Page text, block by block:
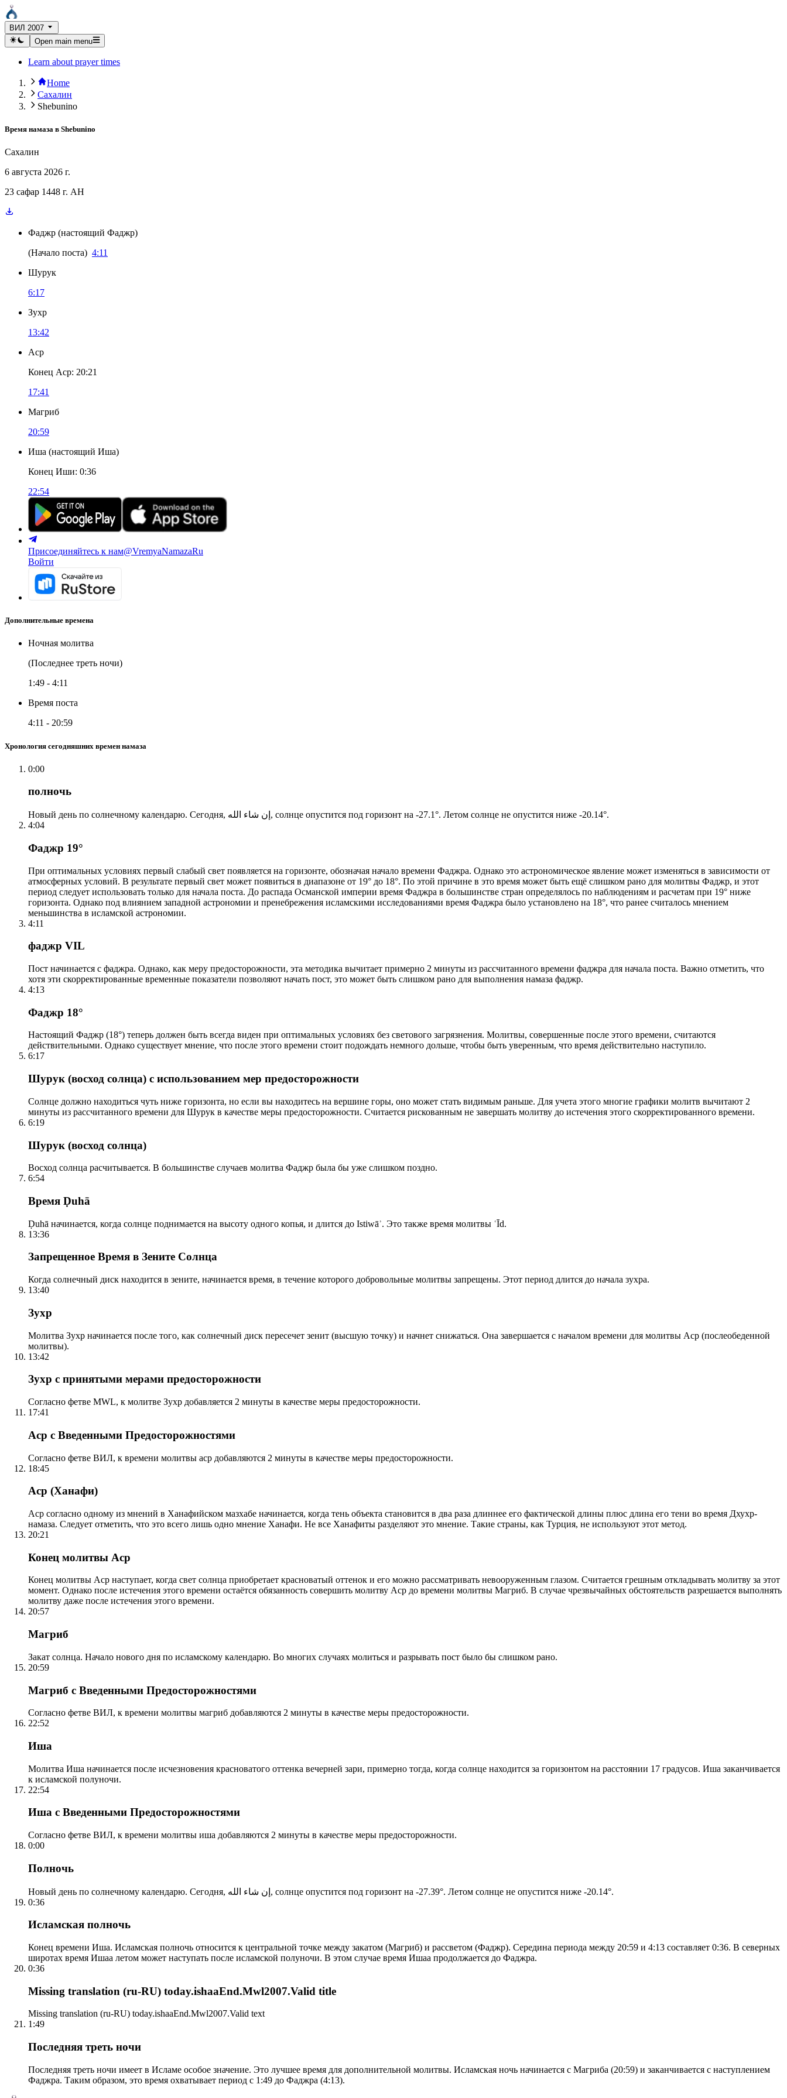
ВИЛ 2007
Open main menu
Learn about prayer times
Home
Сахалин
Shebunino
Время намаза в Shebunino
Сахалин
6 августа 2026 г.
23 сафар 1448 г. AH
Фаджр (настоящий Фаджр)
(Начало поста) 4:11
Шурук
6:17
Зухр
13:42
Аср
Конец Аср: 20:21
17:41
Магриб
20:59
Иша (настоящий Иша)
Конец Иши: 0:36
22:54
Присоединяйтесь к нам@VremyaNamazaRu
Войти
Дополнительные времена
Ночная молитва
(Последнее треть ночи)
1:49 - 4:11
Время поста
4:11 - 20:59
Хронология сегодняшних времен намаза
0:00
полночь
Новый день по солнечному календарю. Сегодня, إن شاء الله, солнце опустится под горизонт на -27.1°. Летом солнце не опустится ниже -20.14°.
4:04
Фаджр 19°
При оптимальных условиях первый слабый свет появляется на горизонте, обозначая начало времени Фаджра. Однако это астрономическое явление может изменяться в зависимости от
атмосферных условий. В результате первый свет может появиться в диапазоне от 19° до 18°. По этой причине в это время может быть ещё слишком рано для молитвы Фаджр, и этот
период следует использовать только для начала поста. До распада Османской империи время Фаджра в большинстве стран определялось по наблюдениям и расчетам при 19° ниже
горизонта. Однако под влиянием западной астрономии и пренебрежения исламскими исследованиями время Фаджра было установлено на 18°, что ранее считалось мнением
меньшинства в исламской астрономии.
4:11
фаджр VIL
Пост начинается с фаджра. Однако, как меру предосторожности, эта методика вычитает примерно 2 минуты из рассчитанного времени фаджра для начала поста. Важно отметить, что
хотя эти скорректированные временные показатели позволяют начать пост, это может быть слишком рано для выполнения намаза фаджр.
4:13
Фаджр 18°
Настоящий Фаджр (18°) теперь должен быть всегда виден при оптимальных условиях без светового загрязнения. Молитвы, совершенные после этого времени, считаются
действительными. Однако существует мнение, что после этого времени стоит подождать немного дольше, чтобы быть уверенным, что время действительно наступило.
6:17
Шурук (восход солнца) с использованием мер предосторожности
Солнце должно находиться чуть ниже горизонта, но если вы находитесь на вершине горы, оно может стать видимым раньше. Для учета этого многие графики молитв вычитают 2
минуты из рассчитанного времени для Шурук в качестве меры предосторожности. Считается рискованным не завершать молитву до истечения этого скорректированного времени.
6:19
Шурук (восход солнца)
Восход солнца расчитывается. В большинстве случаев молитва Фаджр была бы уже слишком поздно.
6:54
Время Ḍuhā
Ḍuhā начинается, когда солнце поднимается на высоту одного копья, и длится до Istiwāʾ. Это также время молитвы ʿĪd.
13:36
Запрещенное Время в Зените Солнца
Когда солнечный диск находится в зените, начинается время, в течение которого добровольные молитвы запрещены. Этот период длится до начала зухра.
13:40
Зухр
Молитва Зухр начинается после того, как солнечный диск пересечет зенит (высшую точку) и начнет снижаться. Она завершается с началом времени для молитвы Аср (послеобеденной
молитвы).
13:42
Зухр с принятыми мерами предосторожности
Согласно фетве MWL, к молитве Зухр добавляется 2 минуты в качестве меры предосторожности.
17:41
Аср с Введенными Предосторожностями
Согласно фетве ВИЛ, к времени молитвы аср добавляются 2 минуты в качестве меры предосторожности.
18:45
Аср (Ханафи)
Аср согласно одному из мнений в Ханафийском мазхабе начинается, когда тень объекта становится в два раза длиннее его фактической длины плюс длина его тени во время Дхухр-
намаза. Следует отметить, что это всего лишь одно мнение Ханафи. Не все Ханафиты разделяют это мнение. Такие страны, как Турция, не используют этот метод.
20:21
Конец молитвы Аср
Конец молитвы Аср наступает, когда свет солнца приобретает красноватый оттенок и его можно рассматривать невооруженным глазом. Считается грешным откладывать молитву за этот
момент. Однако после истечения этого времени остаётся обязанность совершить молитву Аср до времени молитвы Магриб. В случае чрезвычайных обстоятельств разрешается выполнять
молитву даже после истечения этого времени.
20:57
Магриб
Закат солнца. Начало нового дня по исламскому календарю. Во многих случаях молиться и разрывать пост было бы слишком рано.
20:59
Магриб с Введенными Предосторожностями
Согласно фетве ВИЛ, к времени молитвы магриб добавляются 2 минуты в качестве меры предосторожности.
22:52
Иша
Молитва Иша начинается после исчезновения красноватого оттенка вечерней зари, примерно тогда, когда солнце находится за горизонтом на расстоянии 17 градусов. Иша заканчивается
к исламской полуночи.
22:54
Иша с Введенными Предосторожностями
Согласно фетве ВИЛ, к времени молитвы иша добавляются 2 минуты в качестве меры предосторожности.
0:00
Полночь
Новый день по солнечному календарю. Сегодня, إن شاء الله, солнце опустится под горизонт на -27.39°. Летом солнце не опустится ниже -20.14°.
0:36
Исламская полночь
Конец времени Иша. Исламская полночь относится к центральной точке между закатом (Магриб) и рассветом (Фаджр). Середина периода между 20:59 и 4:13 составляет 0:36. В северных
широтах время Ишаа летом может наступать после исламской полуночи. В этом случае время Ишаа продолжается до Фаджра.
0:36
Missing translation (ru-RU) today.ishaaEnd.Mwl2007.Valid title
Missing translation (ru-RU) today.ishaaEnd.Mwl2007.Valid text
1:49
Последняя треть ночи
Последняя треть ночи имеет в Исламе особое значение. Это лучшее время для дополнительной молитвы. Исламская ночь начинается с Магриба (20:59) и заканчивается с наступлением
Фаджра. Таким образом, это время охватывает период с 1:49 до Фаджра (4:13).